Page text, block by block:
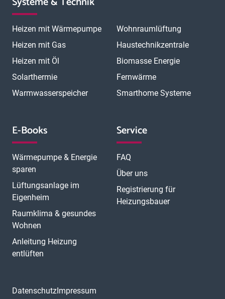
Heizen mit Wärmepumpe
Heizen mit Gas
Heizen mit Öl
Solarthermie
Warmwasserspeicher
Wohnraumlüftung
Haustechnikzentrale
Biomasse Energie
Fernwärme
Smarthome Systeme
E-Books
Wärmepumpe & Energie
sparen
Lüftungsanlage im
Eigenheim
Raumklima & gesundes
Wohnen
Anleitung Heizung
entlüften
Service
FAQ
Über uns
Registrierung für
Heizungsbauer
DatenschutzImpressum